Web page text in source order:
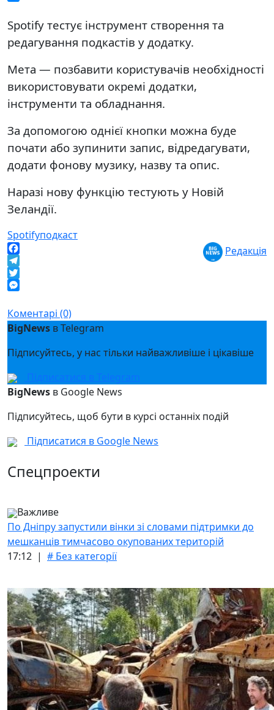
Spotify тестує інструмент створення та
редагування подкастів у додатку.
Мета — позбавити користувачів необхідності
використовувати окремі додатки,
інструменти та обладнання.
За допомогою однієї кнопки можна буде
почати або зупинити запис, відредагувати,
додати фонову музику, назву та опис.
Наразі нову функцію тестують у Новій
Зеландії.
Spotifyподкаст
Facebook
Telegram
Twitter
Редакція
Коментарі (0)
BigNews в Telegram
Підписуйтесь, у нас тільки найважливіше і цікавіше
Підписатися в Telegram
BigNews в Google News
Підписуйтесь, щоб бути в курсі останніх подій
Підписатися в Google News
Спецпроекти
Важливе
По Дніпру запустили вінки зі словами підтримки до
мешканців тимчасово окупованих територій
17:12 | # Без категорії